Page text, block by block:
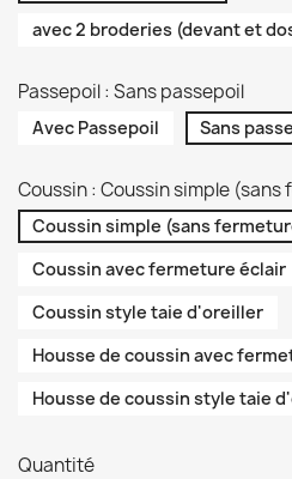
avec 2 broderies (devant et
Passepoil : Sans passepoil
Avec Passepoil Sans
Coussin : Coussin simple (sans
Coussin simple (sans
Coussin avec fermeture éclair
Coussin style taie d'oreiller
Housse de coussin avec
Housse de coussin style taie
Quantité